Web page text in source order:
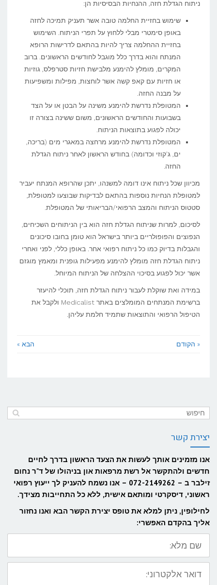
ניתוח הגדלת חזה, ההנחיות הבסיסיות הן:
שימוש בחזיית החלמה טובה אשר תעניק תמיכה לחזה
באופן סימטרי מבלי ללחוץ על תפרי הניתוח. השימוש
בחזיית ההחלמה צריך להיות בהתאם לדרישות הרופא
המנתח והוא בדרך כלל מוגבל לחודשים הראשונים. ברוב
המקרים, מומלץ להימנע מלבישת חזיות סטרפלס, גוזיות
או חזיות עם קאפ קשה אשר לוחצות, מפילות ומשפיעות
על מבנה החזה.
המטופלת נדרשת להימנע משינה על הבטן או על הצד
בשבועות והחודשים הראשונים, משום ששינה בצורה זו
יכולה לפגוע בתוצאות הניתוח.
המטופלת נדרשת להימנע מרחצה במאגרי מים (בריכה,
ים, ג'קוזי וכדומה) בחודש הראשון לאחר ניתוח הגדלת
החזה.
מכיוון שכל ניתוח אינו דומה למשנהו, יתכן שהרופא המנתח יעביר
למטופלת הנחיות נוספות בהתאם לבדיקות שבוצעו למטופלת,
סטטוס הניתוח והמצב הרפואי/הבריאותי של המטופלת.
לסיכום, למרות שניתוח הגדלת חזה הוא בין הניתוחים השכיחים,
הנפוצים והפופולריים ביותר בישראל הוא טומן בחובו סיכונים
והגבלות בדיוק כמו כל ניתוח רפואי אחר. באופן כללי, לפני ואחרי
ניתוח הגדלת חזה מומלץ להימנע מפעילות גופנית ומאמץ מוגזם
אשר יכול לפגוע בסיכוי ההצלחה של הניתוח המיוחל.
במידה ואת שוקלת לעבור ניתוח הגדלת חזה, תוכלי להיעזר
ברשימת המנתחים המומלצים באתר Medicalist ולקבל את
הטיפול הרפואי והתוצאות שתמיד חלמת עליהן.
« הקודם הבא »
יצירת קשר
אנו מזמינים אותך לעשות את הצעד הראשון בדרך לחיים
חדשים ולהתקשר אל רשת מרפאות און בניהולו של ד"ר נחום
זילבר ב – 072-2149262 – אנו נשמח להעניק לך ייעוץ רפואי
ראשוני, דיסקרטי ומותאם אישית, ללא כל התחייבות מצידך.
לחילופין, ניתן למלא את טופס יצירת הקשר הבא ואנו נחזור
אליך בהקדם האפשרי:
שם
מלא:
דואר
אלקטרוני: